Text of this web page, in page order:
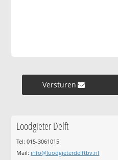
Versturen »
Loodgieter Delft
Tel: 015-3061015
Mail: info@loodgieterdelftbv.nl